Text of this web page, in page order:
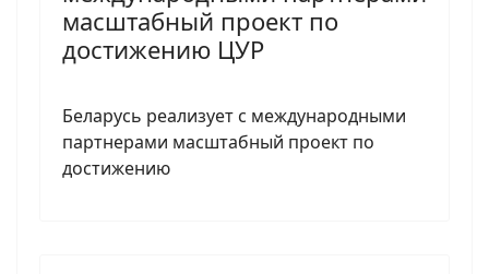
масштабный проект по
достижению ЦУР
Беларусь реализует с международными
партнерами масштабный проект по
достижению